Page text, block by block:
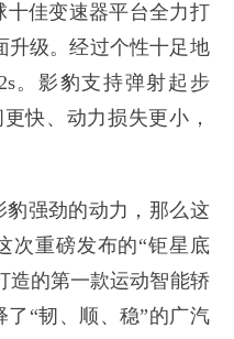
十佳变速器平台全力打
升级。经过个性十足地
。影豹支持弹射起步
更快、动力损失更小，
强劲的动力，那么这
次重磅发布的“钜星底
造的第一款运动智能轿
“韧、顺、稳”的广汽